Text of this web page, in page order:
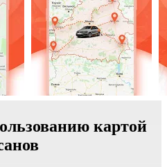
картой